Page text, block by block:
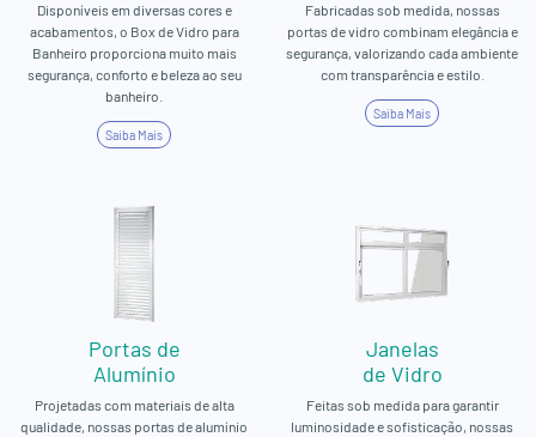
Disponíveis em diversas cores e
acabamentos, o Box de Vidro para
Banheiro proporciona muito mais
segurança, conforto e beleza ao seu
banheiro.
Saiba Mais
Fabricadas sob medida, nossas
portas de vidro combinam elegância e
segurança, valorizando cada ambiente
com transparência e estilo.
Saiba Mais
Portas de
Alumínio
Projetadas com materiais de alta
qualidade, nossas portas de alumínio
Janelas
de Vidro
Feitas sob medida para garantir
luminosidade e sofisticação, nossas